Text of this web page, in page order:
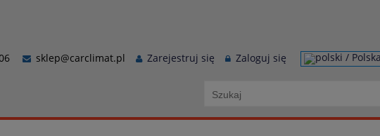
Zarejestruj się Zaloguj się
sklep@carclimat.pl